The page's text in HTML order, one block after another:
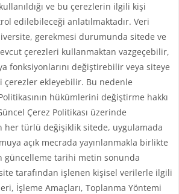
ve bu çerezlerin ilgili kişi
edilebileceği anlatılmaktadır. Veri
gerekmesi durumunda sitede ve
çerezleri kullanmaktan vazgeçebilir,
fonksiyonlarını değiştirebilir veya siteye
çerezler ekleyebilir. Bu nedenle
hükümlerini değiştirme hakkı
Çerez Politikası üzerinde
her türlü değişiklik sitede, uygulamada
açık mecrada yayınlanmakla birlikte
güncelleme tarihi metin sonunda
tarafından işlenen kişisel verilerle ilgili
İşleme Amaçları, Toplanma Yöntemi